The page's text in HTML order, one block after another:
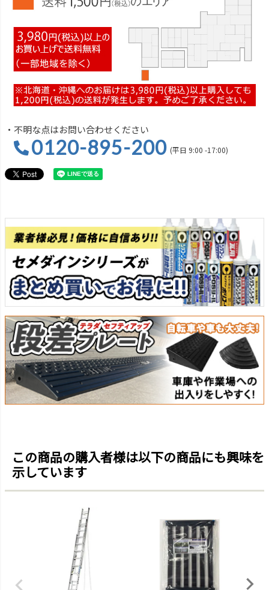
・不明な点はお問い合わせください
0120-895-200 (平日 9:00 -17:00)
この商品の購入者様は以下の商品にも興味を
示しています